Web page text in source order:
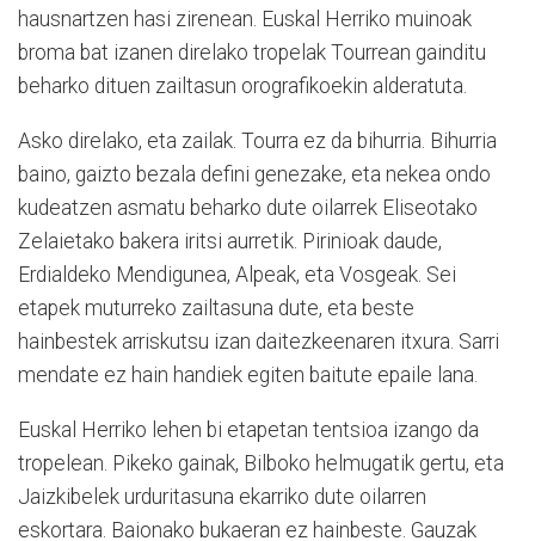
hausnartzen hasi zirenean. Euskal Herriko muinoak
broma bat izanen direlako tropelak Tourrean gainditu
beharko dituen zailtasun orografikoekin alderatuta.
Asko direlako, eta zailak. Tourra ez da bihurria. Bihurria
baino, gaizto bezala defini genezake, eta nekea ondo
kudeatzen asmatu beharko dute oilarrek Eliseotako
Zelaietako bakera iritsi aurretik. Pirinioak daude,
Erdialdeko Mendigunea, Alpeak, eta Vosgeak. Sei
etapek muturreko zailtasuna dute, eta beste
hainbestek arriskutsu izan daitezkeenaren itxura. Sarri
mendate ez hain handiek egiten baitute epaile lana.
Euskal Herriko lehen bi etapetan tentsioa izango da
tropelean. Pikeko gainak, Bilboko helmugatik gertu, eta
Jaizkibelek urduritasuna ekarriko dute oilarren
eskortara. Baionako bukaeran ez hainbeste. Gauzak